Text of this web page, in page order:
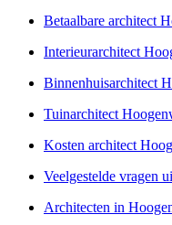
Betaalbare architect
Interieurarchitect
Binnenhuisarchitect
Tuinarchitect
Kosten architect
Veelgestelde vragen
Architecten in